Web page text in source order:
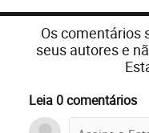
Os comentários
seus autores e
Leia 0 comentários